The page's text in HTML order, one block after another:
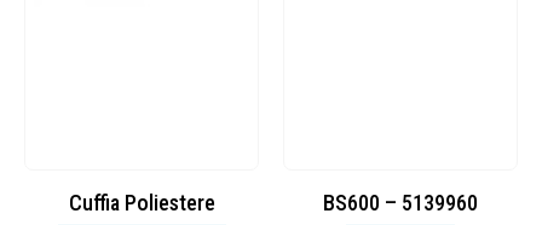
Cuffia Poliestere BS600 – 5139960